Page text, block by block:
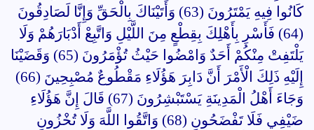
كَانُوا فِيهِ يَمْتَرُونَ (63) وَأَتَيْنَاكَ بِالْحَقِّ وَإِنَّا لَصَادِقُونَ
(64) فَأَسْرِ بِأَهْلِكَ بِقِطْعٍ مِنَ اللَّيْلِ وَاتَّبِعْ أَدْبَارَهُمْ وَلَا
يَلْتَفِتْ مِنْكُمْ أَحَدٌ وَامْضُوا حَيْثُ تُؤْمَرُونَ (65) وَقَضَيْنَا
إِلَيْهِ ذَلِكَ الْأَمْرَ أَنَّ دَابِرَ هَؤُلَاءِ مَقْطُوعٌ مُصْبِحِينَ (66)
وَجَاءَ أَهْلُ الْمَدِينَةِ يَسْتَبْشِرُونَ (67) قَالَ إِنَّ هَؤُلَاءِ
ضَيْفِي فَلَا تَفْضَحُونِ (68) وَاتَّقُوا اللَّهَ وَلَا تُخْزُونِ